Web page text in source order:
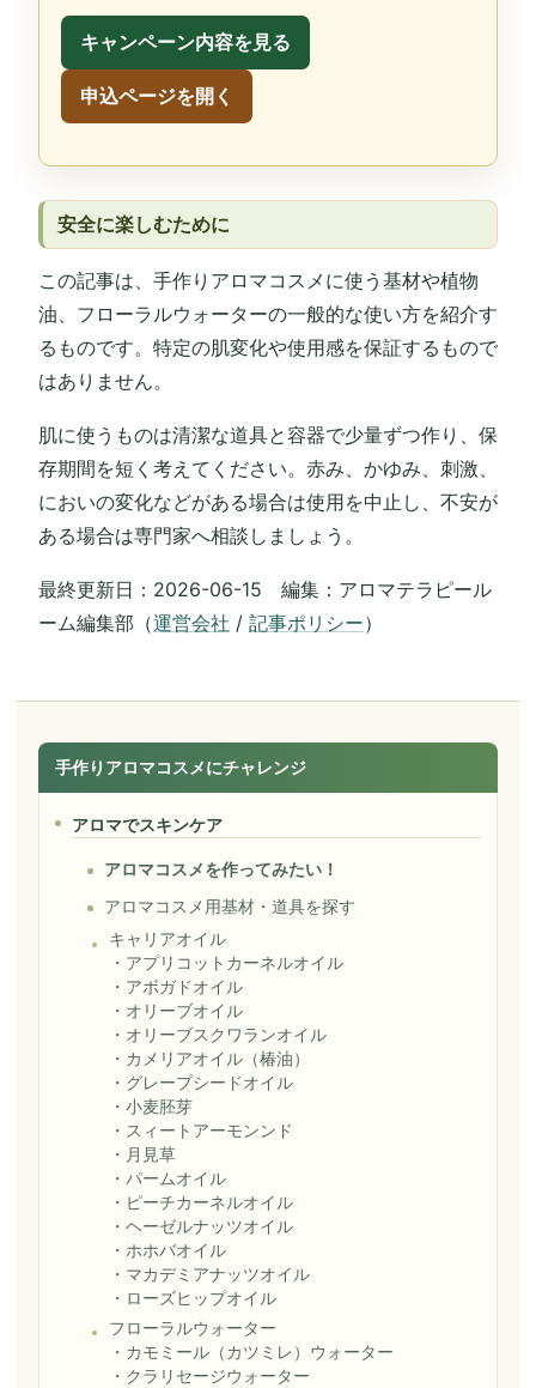
キャンペーン内容を見る
申込ページを開く
安全に楽しむために
この記事は、手作りアロマコスメに使う基材や植物
油、フローラルウォーターの一般的な使い方を紹介す
るものです。特定の肌変化や使用感を保証するもので
はありません。
肌に使うものは清潔な道具と容器で少量ずつ作り、保
存期間を短く考えてください。赤み、かゆみ、刺激、
においの変化などがある場合は使用を中止し、不安が
ある場合は専門家へ相談しましょう。
最終更新日：2026-06-15 編集：アロマテラピール
ーム編集部（運営会社 / 記事ポリシー）
手作りアロマコスメにチャレンジ
アロマでスキンケア
アロマコスメを作ってみたい！
アロマコスメ用基材・道具を探す
キャリアオイル
・ アプリコットカーネルオイル
・ アボガドオイル
・ オリーブオイル
・ オリーブスクワランオイル
・ カメリアオイル（椿油）
・ グレープシードオイル
・小麦胚芽
・ スィートアーモンンド
・ 月見草
・パームオイル
・ ピーチカーネルオイル
・ヘーゼルナッツオイル
・ホホバオイル
・ マカデミアナッツオイル
・ ローズヒップオイル
フローラルウォーター
・ カモミール（カツミレ）ウォーター
・ クラリセージウォーター